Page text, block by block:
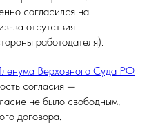
согласился на
за отсутствия
работодателя).
Верховного Суда РФ
согласия —
не было свободным,
договора.